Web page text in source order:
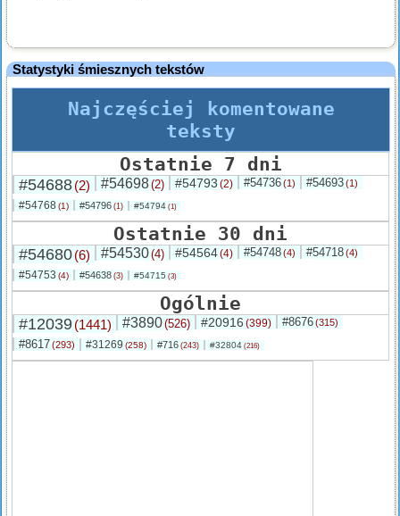
Statystyki śmiesznych tekstów
Najczęściej komentowane
teksty
Ostatnie 7 dni
#54688(2) #54698(2) #54793 (2) #54736(1) #54693(1)
#54768 (1) #54796 (1) #54794 (1)
Ostatnie 30 dni
#54680(6) #54530(4) #54564(4) #54748(4) #54718(4)
#54753 (4) #54638 (3) #54715 (3)
Ogólnie
#12039(1441) #3890(526) #20916 (399) #8676(315)
#8617(293) #31269 (258) #716 (243) #32804 (216)